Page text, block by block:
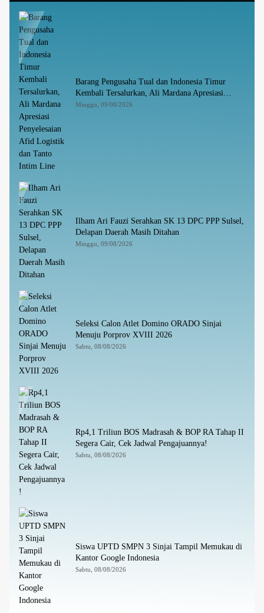
Barang Pengusaha Tual dan Indonesia Timur
Kembali Tersalurkan, Ali Mardana Apresiasi
Penyelesaian Afid Logistik dan Tanto Intim Line
Minggu, 09/08/2026
Ilham Ari Fauzi Serahkan SK 13 DPC PPP Sulsel,
Delapan Daerah Masih Ditahan
Minggu, 09/08/2026
Seleksi Calon Atlet Domino ORADO Sinjai
Menuju Porprov XVIII 2026
Sabtu, 08/08/2026
Rp4,1 Triliun BOS Madrasah & BOP RA Tahap II
Segera Cair, Cek Jadwal Pengajuannya!
Sabtu, 08/08/2026
Siswa UPTD SMPN 3 Sinjai Tampil Memukau di
Kantor Google Indonesia
Sabtu, 08/08/2026